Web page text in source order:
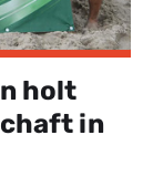
holt
in